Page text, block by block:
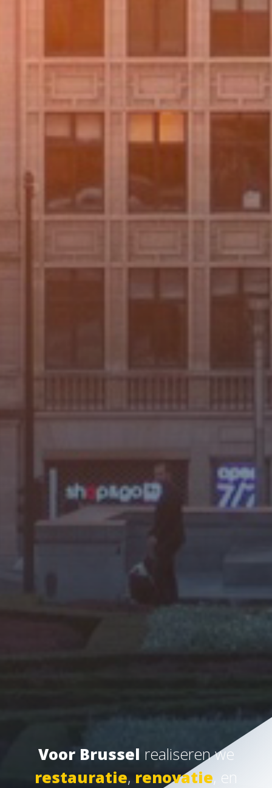
Voor Brussel realiseren we
restauratie, renovatie, en